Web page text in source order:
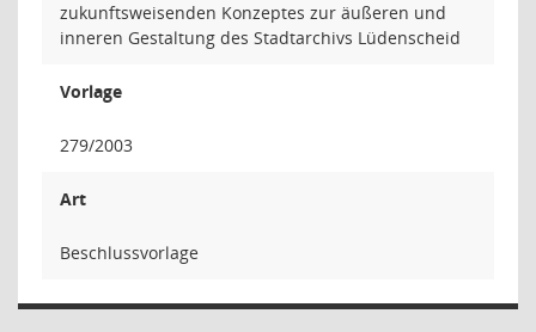
zukunftsweisenden Konzeptes zur äußeren und
inneren Gestaltung des Stadtarchivs Lüdenscheid
Vorlage
279/2003
Art
Beschlussvorlage